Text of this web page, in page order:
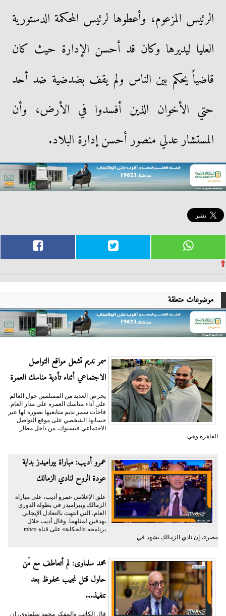
الرئيس المزعوم، وأعطوها لرئيس المحكمة الدستورية
العليا ليديرها وكان قد أحسن الإدارة حيث كان
قاضياً يحكم بين الناس ولم يقف بضدضية ضد أحد
حتي الأخوان الذين أفسدوا في الأرض، وأن
المستشار عدلي منصور أحسن إدارة البلاد.
⇧
موضوعات متعلقة
سمر نديم تشعل مواقع التواصل
الاجتماعي أثناء تأدية مناسك العمرة
يحرص العديد من المسلمين حول العالم
على أداء مناسك العمره على مدار العام.
فاجأت سمر نديم متابعيها بصوره لها عبر
حسابها الشخصي على موقع التواصل
الاجتماعي فيسبوك، من داخل مطار
القاهره وهي...
عمرو أديب: مباراة بيراميدز بداية
عودة الروح لنادي الزمالك
علق الإعلامي عمرو أديب، على مباراة
الزمالك وبيراميدز في بطولة الدوري
العام، التي انتهت بالتعادل الإيجابي
بهدفين لمثلهما. وقال أديب خلال
برنامجه «الحكاية» على قناة «mbc
مصر»، إن نادي الزمالك يشهد في...
محمد سلماوى: لم أتعاطف مع مَن
حاول قتل نجيب محفوظ بعد
تنفيذ...
قال الكاتب والمفكر محمد سلماوي، إن